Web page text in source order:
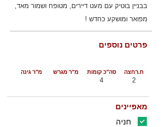
בבניין בוטיק עם מעט דיירים, מטופח ושמור מאד,
מפואר ומושקע כחדש !
פרטים נוספים
סה"כ קומות מ"ר גינה מ"ר מגרש ח.רחצה
4 2
מאפיינים
חניה